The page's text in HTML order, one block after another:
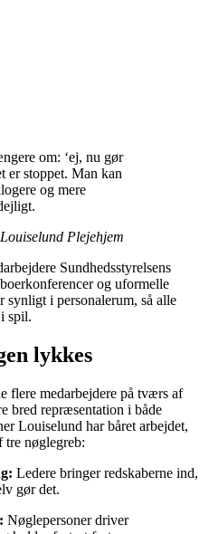
om: ‘ej, nu gør
er stoppet. Man kan
og mere
Plejehjem
Sundhedsstyrelsens
og uformelle
synligt i personalerum, så alle
spil.
lykkes
flere medarbejdere på tværs af
bred repræsentation i både
Louiselund har båret arbejdet,
nøglegreb:
Ledere bringer redskaberne ind,
gør det.
Nøglepersoner driver